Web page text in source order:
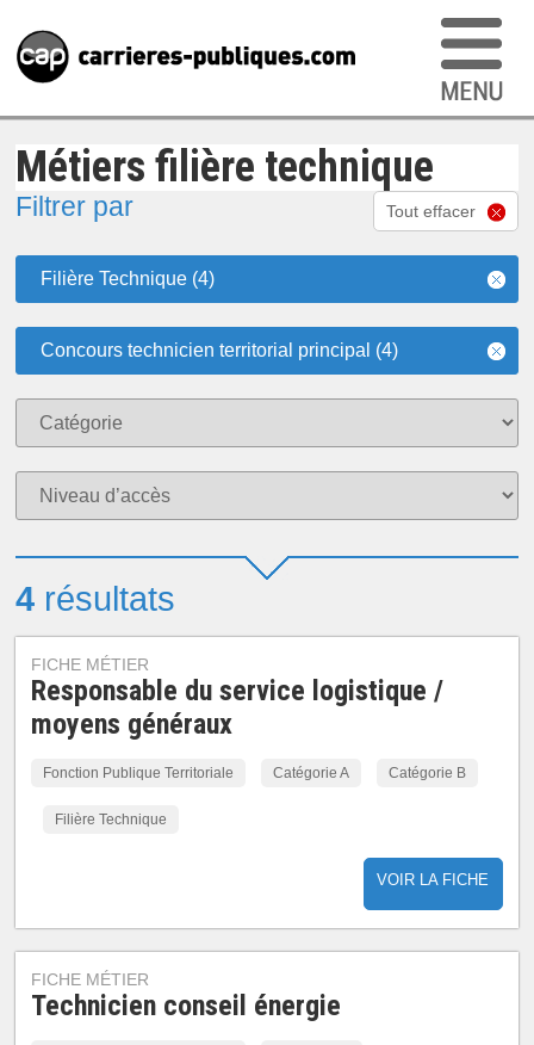
Métiers filière technique
Filtrer par Tout effacer
Filière Technique (4)
Concours technicien territorial principal (4)
4 résultats
FICHE MÉTIER
Responsable du service logistique /
moyens généraux
Fonction Publique Territoriale Catégorie A Catégorie B
Filière Technique
VOIR LA FICHE
FICHE MÉTIER
Technicien conseil énergie